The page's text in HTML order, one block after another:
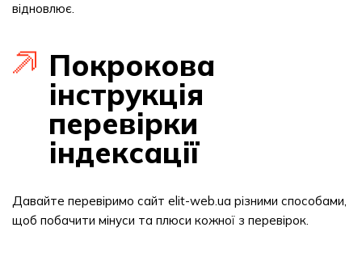
відновлює.
Покрокова
інструкція
перевірки
індексації
Давайте перевіримо сайт elit-web.ua різними способами,
щоб побачити мінуси та плюси кожної з перевірок.